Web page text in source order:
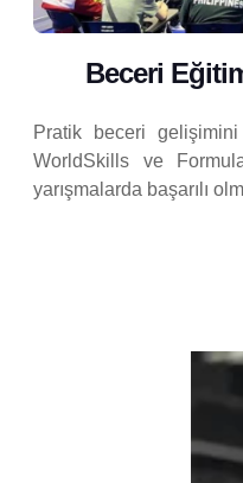
Beceri
Pratik beceri
WorldSkills ve
yarışmalarda başarılı